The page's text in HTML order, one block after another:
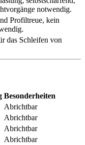
notwendig.
Profiltreue, kein
das Schleifen von
Besonderheiten
Abrichtbar
Abrichtbar
Abrichtbar
Abrichtbar